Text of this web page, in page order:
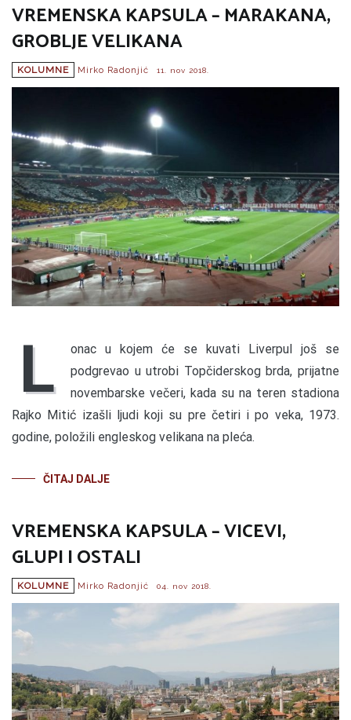
VREMENSKA KAPSULA – MARAKANA,
GROBLJE VELIKANA
KOLUMNE Mirko Radonjić 11. nov 2018.
L
onac u kojem će se kuvati Liverpul još se
podgrevao u utrobi Topčiderskog brda, prijatne
novembarske večeri, kada su na teren stadiona
Rajko Mitić izašli ljudi koji su pre četiri i po veka, 1973.
godine, položili engleskog velikana na pleća.
ČITAJ DALJE
VREMENSKA KAPSULA – VICEVI,
GLUPI I OSTALI
KOLUMNE Mirko Radonjić 04. nov 2018.